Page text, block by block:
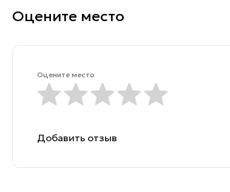
Оцените место
Оцените место
Добавить отзыв